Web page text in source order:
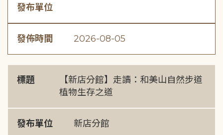
發布單位
發佈時間 2026-08-05
標題
【新店分館】走讀：和美山自然步道
植物生存之道
發布單位 新店分館